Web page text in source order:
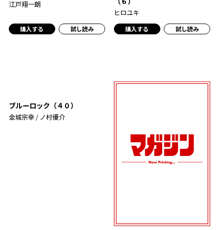
江戸翔一朗
購入する 試し読み
ヒロユキ
購入する 試し読み
ブルーロック（４０）
金城宗幸 / ノ村優介